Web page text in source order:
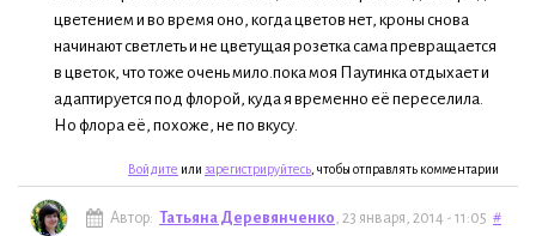
цветением и во время оно, когда цветов нет, кроны снова
начинают светлеть и не цветущая розетка сама превращается
в цветок, что тоже очень мило.пока моя Паутинка отдыхает и
адаптируется под флорой, куда я временно её переселила.
Но флора её, похоже, не по вкусу.
Войдите или зарегистрируйтесь , чтобы отправлять комментарии
Автор: Татьяна Деревянченко , 23 января, 2014 - 11:05 #